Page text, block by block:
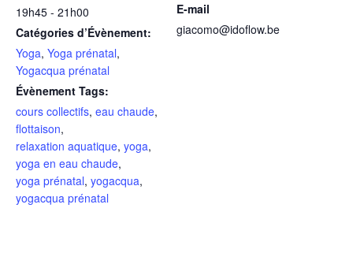
19h45 - 21h00
Catégories d’Évènement:
Yoga, Yoga prénatal,
Yogacqua prénatal
Évènement Tags:
cours collectifs, eau chaude,
flottaison,
relaxation aquatique, yoga,
yoga en eau chaude,
yoga prénatal, yogacqua,
yogacqua prénatal
E-mail
giacomo@idoflow.be